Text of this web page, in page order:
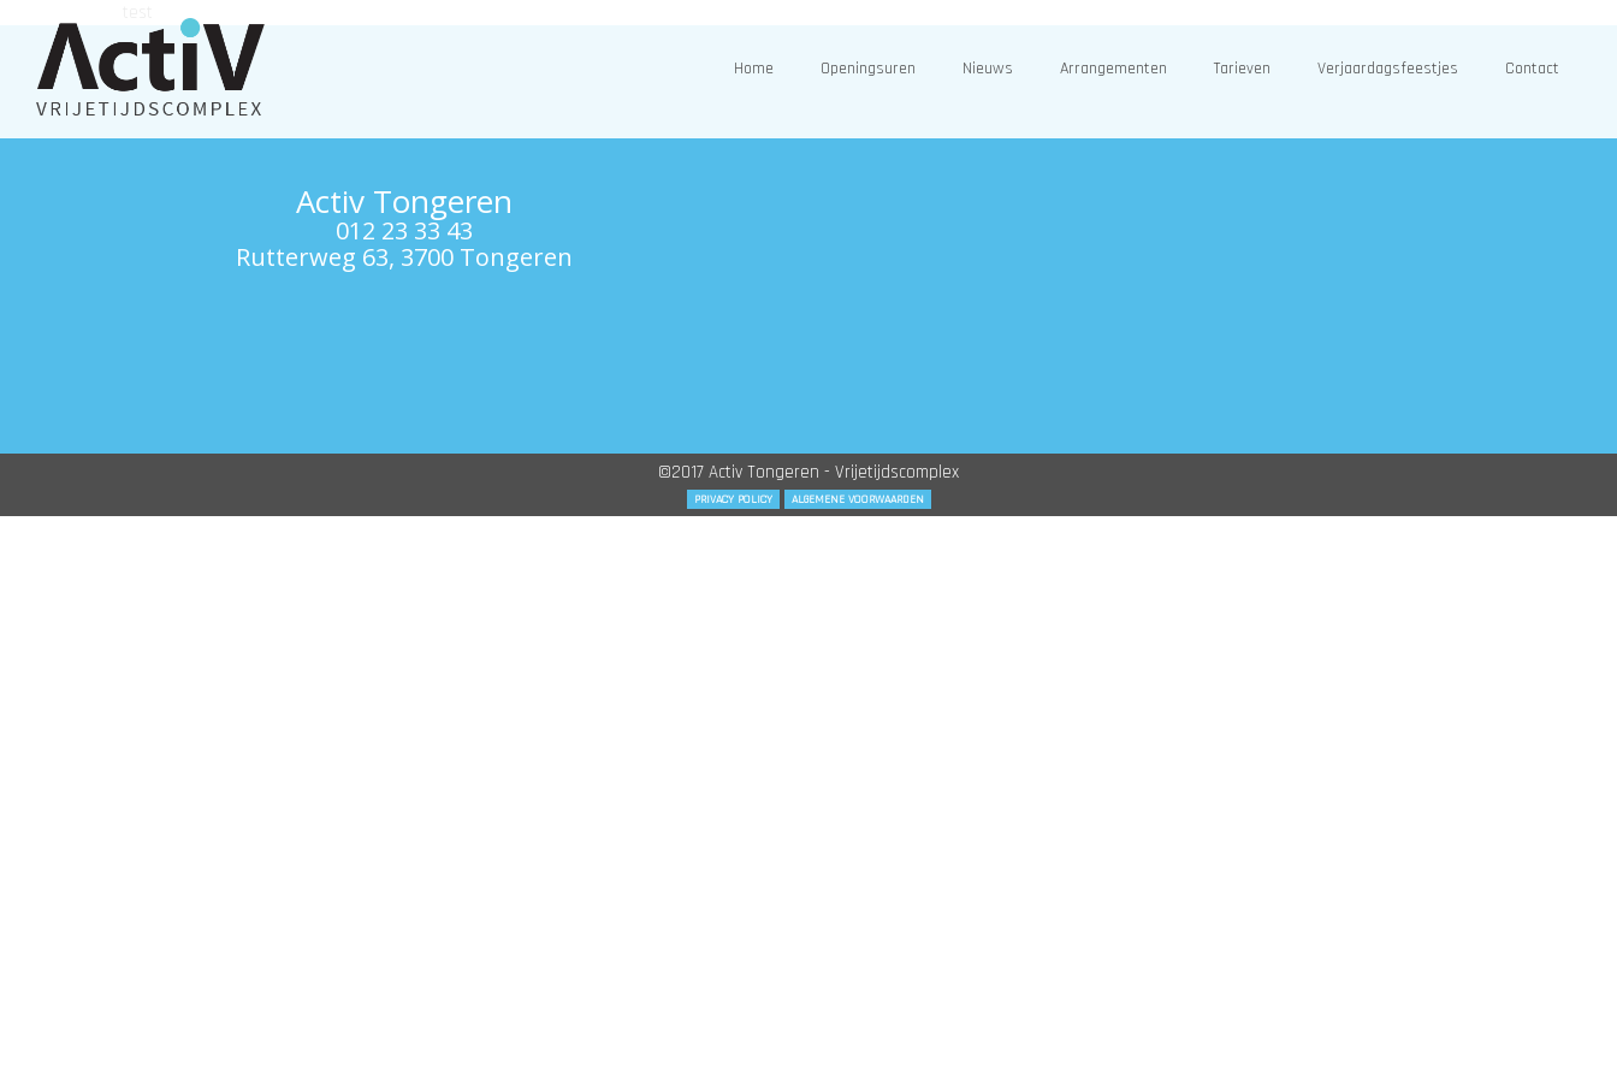
Home Openingsuren Nieuws Arrangementen Tarieven Verjaardagsfeestjes Contact
Activ Tongeren
012 23 33 43
Rutterweg 63, 3700 Tongeren
©2017 Activ Tongeren - Vrijetijdscomplex
PRIVACY POLICY ALGEMENE VOORWAARDEN